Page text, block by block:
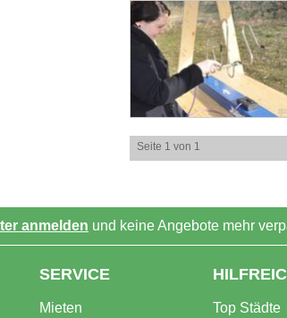
Seite 1 von 1
anmelden und keine Angebote mehr
SERVICE
Mieten Top Städte